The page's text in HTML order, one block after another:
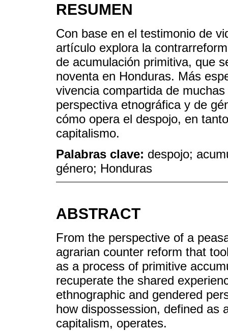
RESUMEN
Con base en el testimonio de
artículo explora la
de acumulación primitiva, que
noventa en Honduras. Más
vivencia compartida de
perspectiva etnográfica y de
cómo opera el despojo, en
capitalismo.
Palabras clave: despojo;
género; Honduras
ABSTRACT
From the perspective of a
agrarian counter reform that
as a process of primitive
recuperate the shared
ethnographic and gendered
how dispossession, defined as
capitalism, operates.